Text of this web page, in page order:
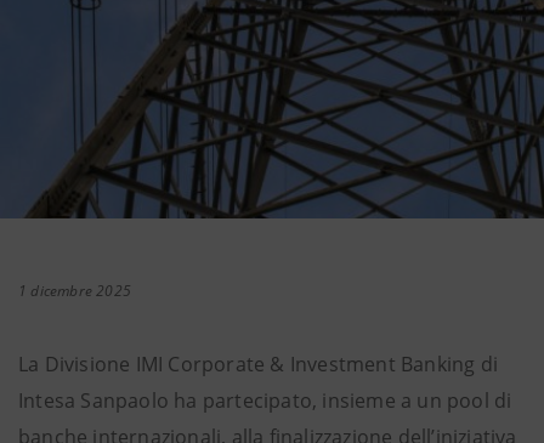
1 dicembre 2025
La Divisione IMI Corporate & Investment Banking di
Intesa Sanpaolo ha partecipato, insieme a un pool di
banche internazionali, alla finalizzazione dell’iniziativa